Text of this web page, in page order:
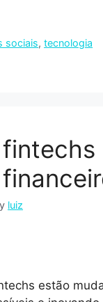
sociais,tecnologia
luiz
estão